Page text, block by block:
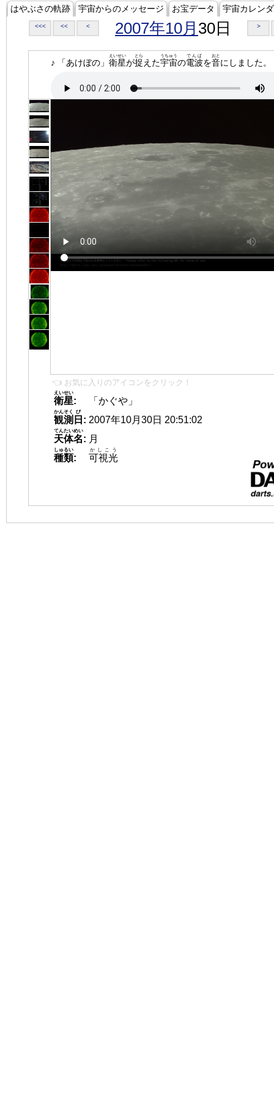
はやぶさの軌跡 宇宙からのメッセージ お宝データ 宇宙カレン
<<< << < 2007年10月 30日 >
♪ 「あけぼの」 衛星
えいせい
が捉
とら
えた宇宙
うちゅう
の電波
でんぱ
を音
おと
にしました。
👈 お気に入りのアイコンをクリック！
衛星
えいせい
:
「かぐや」
観測
かんそく
日
び
: 2007年10月30日 20:51:02
天体名
てんたいめい
: 月
種類
しゅるい
: 可視光
かしこう